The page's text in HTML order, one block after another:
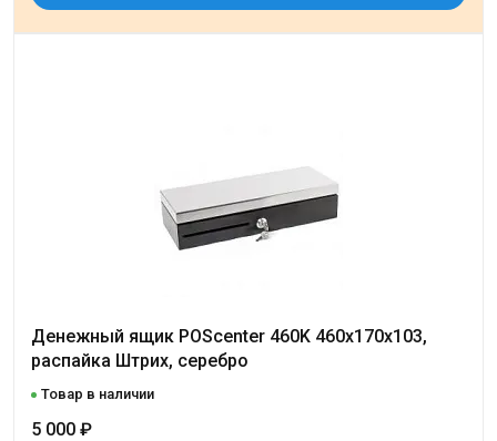
Денежный ящик POScenter 460K 460x170x103,
распайка Штрих, серебро
Товар в наличии
5 000 ₽